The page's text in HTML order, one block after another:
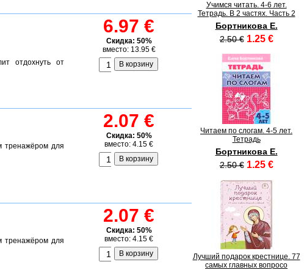
отдохнуть от
6.97 €
Скидка: 50%
вместо: 13.95 €
тренажёром для
2.07 €
Скидка: 50%
вместо: 4.15 €
тренажёром для
2.07 €
Скидка: 50%
вместо: 4.15 €
Учимся читать. 4-6 лет.
Тетрадь. В 2 частях. Часть 2
Бортникова Е.
2.50 € 1.25 €
Читаем по слогам. 4-5 лет.
Тетрадь
Бортникова Е.
2.50 € 1.25 €
Лучший подарок крестнице. 77
самых главных вопросо